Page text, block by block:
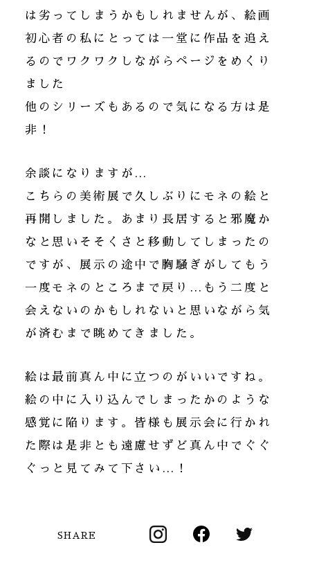
は劣ってしまうかもしれませんが、絵画
初心者の私にとっては一堂に作品を追え
るのでワクワクしながらページをめくり
ました
他のシリーズもあるので気になる方は是
非！
余談になりますが…
こちらの美術展で久しぶりにモネの絵と
再開しました。あまり長居すると邪魔か
なと思いそそくさと移動してしまったの
ですが、展示の途中で胸騒ぎがしてもう
一度モネのところまで戻り…もう二度と
会えないのかもしれないと思いながら気
が済むまで眺めてきました。
絵は最前真ん中に立つのがいいですね。
絵の中に入り込んでしまったかのような
感覚に陥ります。皆様も展示会に行かれ
た際は是非とも遠慮せずど真ん中でぐぐ
ぐっと見てみて下さい…！
SHARE